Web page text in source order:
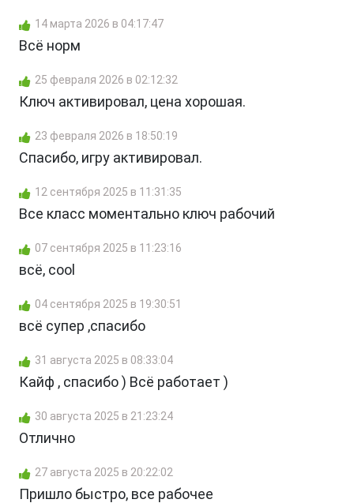
14 марта 2026 в 04:17:47
Всё норм
25 февраля 2026 в 02:12:32
Ключ активировал, цена хорошая.
23 февраля 2026 в 18:50:19
Спасибо, игру активировал.
12 сентября 2025 в 11:31:35
Все класс моментально ключ рабочий
07 сентября 2025 в 11:23:16
всё, cool
04 сентября 2025 в 19:30:51
всё супер ,спасибо
31 августа 2025 в 08:33:04
Кайф , спасибо ) Всё работает )
30 августа 2025 в 21:23:24
Отлично
27 августа 2025 в 20:22:02
Пришло быстро, все рабочее